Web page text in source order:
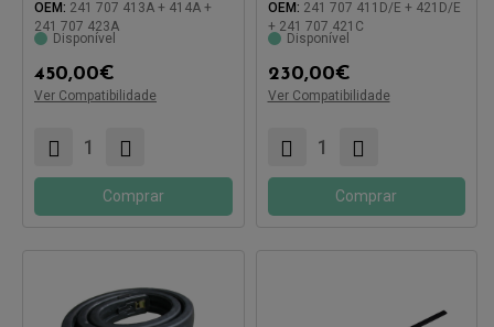
OEM: 241 707 413A + 414A +
241 707 423A
Disponível
450,00€
Ver Compatibilidade
Comprar
OEM: 241 707 411D/E + 421D/E
+ 241 707 421C
Disponível
230,00€
Ver Compatibilidade
Comprar